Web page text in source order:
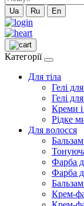
Ua Ru En
Категорії
Для тіла
Гелі
Гелі
Креми
Рідке
Для волосся
Фарба
Фарба
Крем-